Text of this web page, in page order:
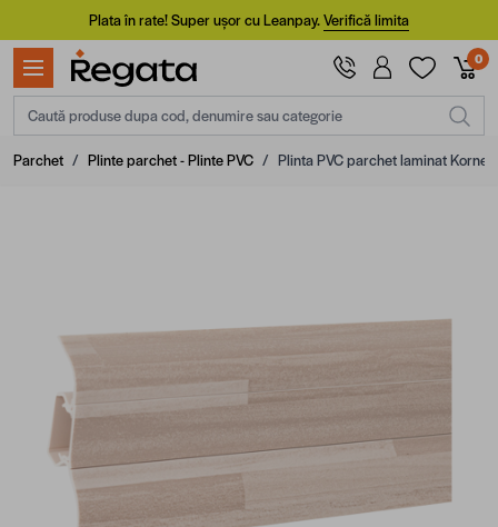
Mergi la ConținutPlata în rate! Super ușor cu Leanpay.Verifică limita
0
Caută produse dupa cod, denumire sau categorie
Parchet / Plinte parchet - Plinte PVC / Plinta PVC parchet laminat